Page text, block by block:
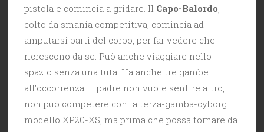
pistola e comincia a gridare. Il Capo-Balordo
colto da smania competitiva, comincia ad
amputarsi parti del corpo, per far vedere che
ricrescono da se. Può anche viaggiare nello
spazio senza una tuta. Ha anche tre gambe
all’occorrenza. Il padre non vuole sentire altro,
non può competere con la terza-gamba-cyborg
modello XP20-XS, ma prima che possa tornare da